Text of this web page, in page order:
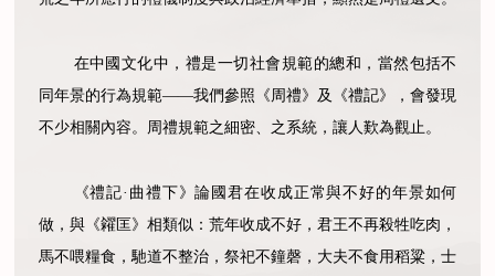
在中國文化中，禮是一切社會規範的總和，當然包括不
同年景的行為規範——我們參照《周禮》及《禮記》，會發現
不少相關內容。周禮規範之細密、之系統，讓人歎為觀止。
《禮記·曲禮下》論國君在收成正常與不好的年景如何
做，與《糴匡》相類似：荒年收成不好，君王不再殺牲吃肉，
馬不喂糧食，馳道不整治，祭祀不鐘磬，大夫不食用稻粱，士